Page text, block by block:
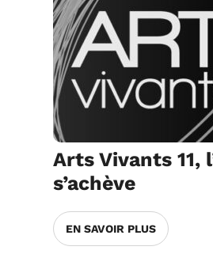
Arts Vivants 11,
s’achève
EN SAVOIR PLUS